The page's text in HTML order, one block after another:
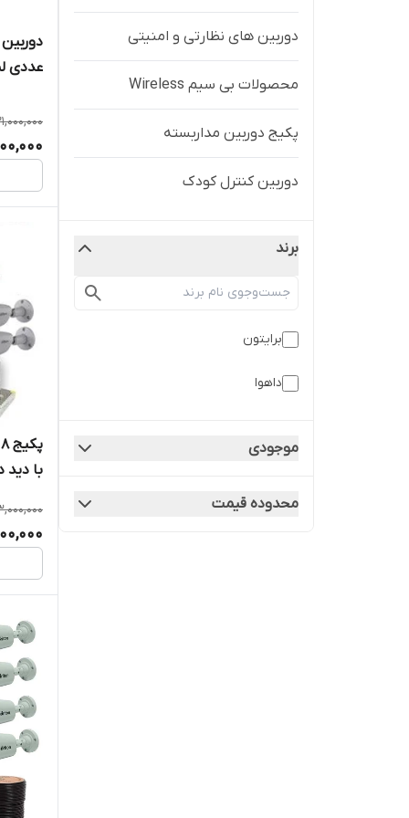
دوربین های نظارتی و امنیتی
محصولات بی سیم Wireless
پکیج دوربین مداربسته
دوربین کنترل کودک
برند
برایتون
داهوا
موجودی
محدوده قیمت
با
متر